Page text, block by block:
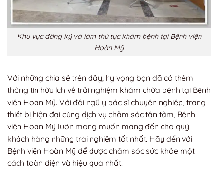
Khu vực đăng ký và làm thủ tục khám bệnh tại Bệnh viện
Hoàn Mỹ
Với những chia sẻ trên đây, hy vọng bạn đã có thêm
thông tin hữu ích về trải nghiệm khám chữa bệnh tại Bệnh
viện Hoàn Mỹ. Với đội ngũ y bác sĩ chuyên nghiệp, trang
thiết bị hiện đại cùng dịch vụ chăm sóc tận tâm, Bệnh
viện Hoàn Mỹ luôn mong muốn mang đến cho quý
khách hàng những trải nghiệm tốt nhất. Hãy đến với
Bệnh viện Hoàn Mỹ để được chăm sóc sức khỏe một
cách toàn diện và hiệu quả nhất!